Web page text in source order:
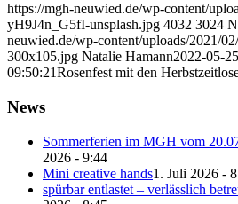
https://mgh-neuwied.de/wp-content/
yH9J4n_G5fI-unsplash.jpg 4032 3024
neuwied.de/wp-content/uploads/2021/
300x105.jpg Natalie Hamann2022-05-
09:50:21Rosenfest mit den
News
Sommerferien im MGH vom
2026 - 9:44
Mini creative hands1. Juli 2026 -
spürbar entlastet – verlässlich